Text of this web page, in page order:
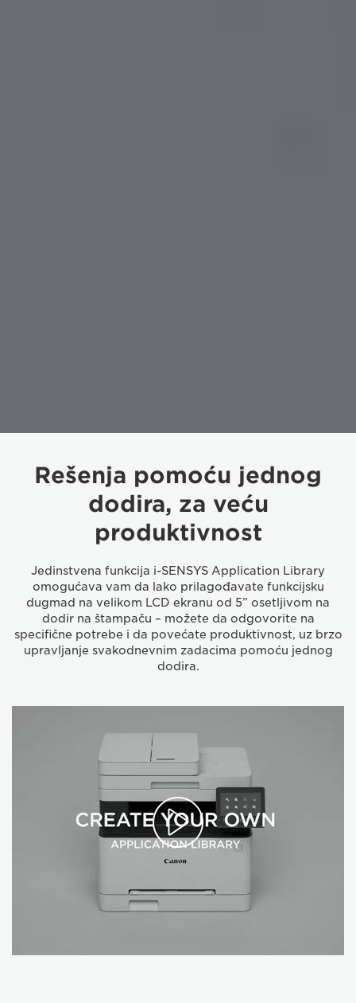
Rešenja pomoću jednog
dodira, za veću
produktivnost
Jedinstvena funkcija i-SENSYS Application Library
omogućava vam da lako prilagođavate funkcijsku
dugmad na velikom LCD ekranu od 5” osetljivom na
dodir na štampaču – možete da odgovorite na
specifične potrebe i da povećate produktivnost, uz brzo
upravljanje svakodnevnim zadacima pomoću jednog
dodira.